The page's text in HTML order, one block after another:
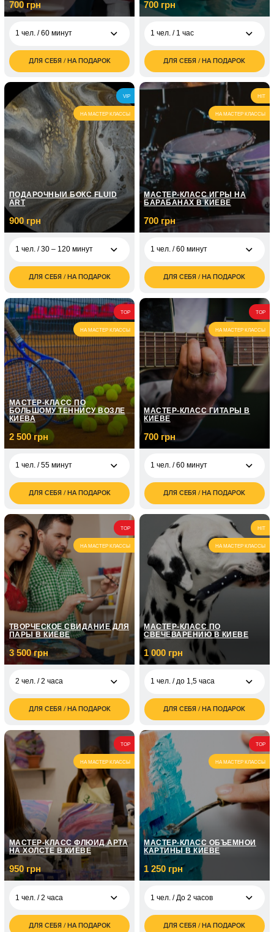
700 грн
1 чел. / 60 минут
грн
1 чел. / Курс
ораторского
мастерства / 8
занятий по 1 часу
5 050
1 чел. / Курс
ораторского
мастерства / 12
занятий по 1 часу
7 150
грн
ДЛЯ СЕБЯ / НА ПОДАРОК
700 грн
1 чел. / 1 час
грн
ДЛЯ СЕБЯ / НА ПОДАРОК
VIP
НА МАСТЕР КЛАССЫ
ПОДАРОЧНЫЙ БОКС FLUID
ART
900 грн
1 чел. / 30 – 120 минут
1 чел. / 30 – 120
минут
грн
2 чел. / 30 - 120 минут
1 800
грн
ДЛЯ СЕБЯ / НА ПОДАРОК
HIT
НА МАСТЕР КЛАССЫ
МАСТЕР-КЛАСС ИГРЫ НА
БАРАБАНАХ В КИЕВЕ
700 грн
1 чел. / 60 минут
грн
1 чел. / Курс игры на
барабанах / 8
занятий по 1 часу
5 050
грн
1 чел. / Курс игры на
барабанах / 12
занятий по 1 часу
7 150
грн
ДЛЯ СЕБЯ / НА ПОДАРОК
TOP
НА МАСТЕР КЛАССЫ
МАСТЕР-КЛАСС ПО
БОЛЬШОМУ ТЕННИСУ ВОЗЛЕ
КИЕВА
2 500 грн
1 чел. / 55 минут
2 500
грн
2 чел. / 55 минут
3 100
грн
ДЛЯ СЕБЯ / НА ПОДАРОК
TOP
НА МАСТЕР КЛАССЫ
МАСТЕР-КЛАСС ГИТАРЫ В
КИЕВЕ
700 грн
1 чел. / 60 минут
грн
1 чел. / Курс гитары /
8 занятий по 1 часу
5 050
грн
1 чел. / Курс гитары /
12 занятий по 1 часу
7 150
грн
ДЛЯ СЕБЯ / НА ПОДАРОК
TOP
НА МАСТЕР КЛАССЫ
ТВОРЧЕСКОЕ СВИДАНИЕ ДЛЯ
ПАРЫ В КИЕВЕ
3 500 грн
2 чел. / 2 часа
3 500
грн
ДЛЯ СЕБЯ / НА ПОДАРОК
HIT
НА МАСТЕР КЛАССЫ
МАСТЕР-КЛАСС ПО
СВЕЧЕВАРЕНИЮ В КИЕВЕ
1 000 грн
1 чел. / до 1,5 часа
1 000
грн
2 чел. / до 1,5 часа
2 000
грн
3 чел. / до 1,5 часа
3 000
грн
ДЛЯ СЕБЯ / НА ПОДАРОК
TOP
НА МАСТЕР КЛАССЫ
МАСТЕР-КЛАСС ФЛЮИД АРТА
НА ХОЛСТЕ В КИЕВЕ
950 грн
1 чел. / 2 часа
ДЛЯ СЕБЯ / НА ПОДАРОК
TOP
НА МАСТЕР КЛАССЫ
МАСТЕР-КЛАСС ОБЪЕМНОЙ
КАРТИНЫ В КИЕВЕ
1 250 грн
1 чел. / До 2 часов
1 250
ДЛЯ СЕБЯ / НА ПОДАРОК